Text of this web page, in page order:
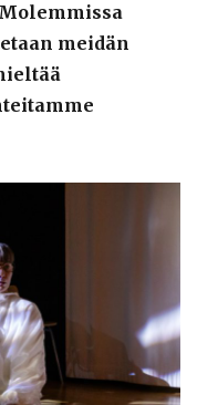
meidän